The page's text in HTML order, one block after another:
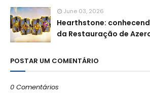
June 03, 2026
Hearthstone:
da Restauração de
POSTAR UM COMENTÁRIO
0 Comentários